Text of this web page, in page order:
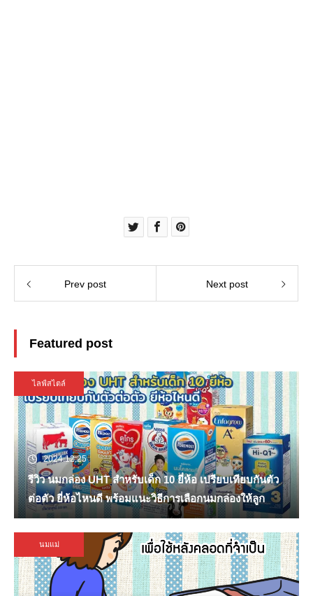
Prev post Next post
Featured post
ไลฟ์สไตล์
2024.12.25
รีวิว นมกล่อง UHT สำหรับเด็ก 10 ยี่ห้อ เปรียบเทียบกันตัว
ต่อตัว ยี่ห้อไหนดี พร้อมแนะวิธีการเลือกนมกล่องให้ลูก
นมแม่